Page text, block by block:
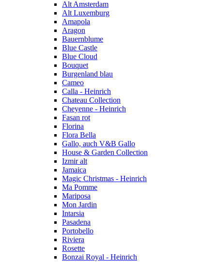
Alt Amsterdam
Alt Luxemburg
Amapola
Aragon
Bauernblume
Blue Castle
Blue Cloud
Bouquet
Burgenland blau
Cameo
Calla - Heinrich
Chateau Collection
Cheyenne - Heinrich
Fasan rot
Florina
Flora Bella
Gallo, auch V&B Gallo
House & Garden Collection
Izmir alt
Jamaica
Magic Christmas - Heinrich
Ma Pomme
Mariposa
Mon Jardin
Intarsia
Pasadena
Portobello
Riviera
Rosette
Bonzai Royal - Heinrich